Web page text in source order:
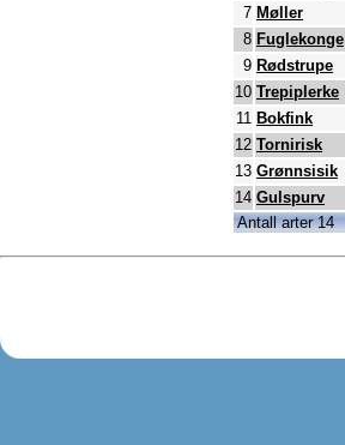
7 Møller
8 Fuglekonge
9 Rødstrupe
10 Trepiplerke
11 Bokfink
12 Tornirisk
13 Grønnsisik
14 Gulspurv
Antall arter 14